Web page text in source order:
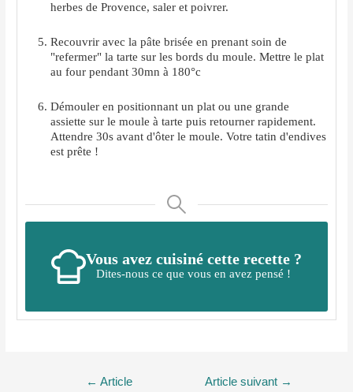
herbes de Provence, saler et poivrer.
Recouvrir avec la pâte brisée en prenant soin de
"refermer" la tarte sur les bords du moule. Mettre le plat
au four pendant 30mn à 180°c
Démouler en positionnant un plat ou une grande
assiette sur le moule à tarte puis retourner rapidement.
Attendre 30s avant d'ôter le moule. Votre tatin d'endives
est prête !
Vous avez cuisiné cette recette ?
Dites-nous ce que vous en avez pensé !
← Article
Article suivant →